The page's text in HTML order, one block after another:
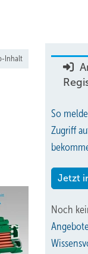
Inhalt
So
Zugriff
Jetzt
Noch